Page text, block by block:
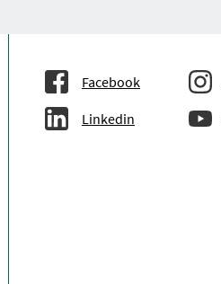
Facebook
Linkedin